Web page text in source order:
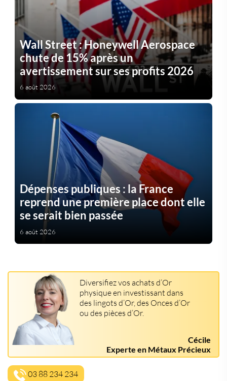
Wall Street : Honeywell Aerospace
chute de 15% après un
avertissement sur ses profits 2026
6 août 2026
Dépenses publiques : la France
reprend une première place dont elle
se serait bien passée
6 août 2026
Diversifiez vos achats d’Or
physique en investissant dans
des lingots d’Or, des Onces d’Or
ou des pièces d’Or.
Cécile
Experte en Métaux Précieux
03 88 234 234